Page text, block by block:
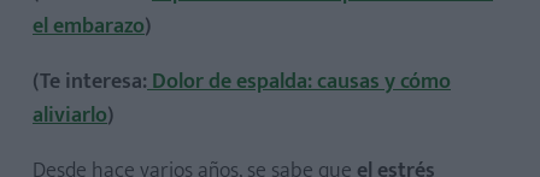
el embarazo)
(Te interesa:Dolor de espalda: causas y cómo
aliviarlo)